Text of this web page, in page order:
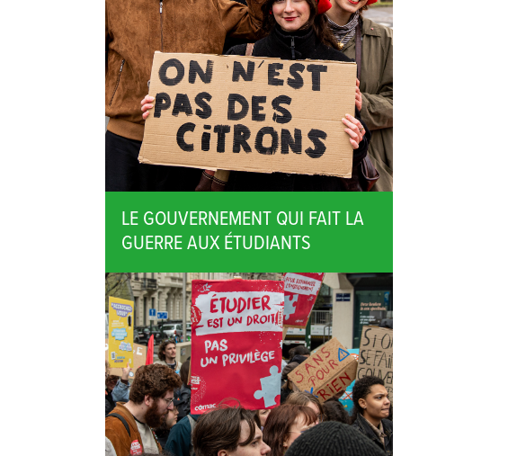
LE GOUVERNEMENT QUI FAIT LA
GUERRE AUX ÉTUDIANTS